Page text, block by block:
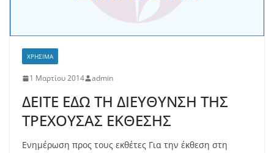
ΧΡΗΣΙΜΑ
1 Μαρτίου 2014 admin
ΔΕΙΤΕ ΕΔΩ ΤΗ ΔΙΕΥΘΥΝΣΗ ΤΗΣ
ΤΡΕΧΟΥΣΑΣ ΕΚΘΕΣΗΣ
Ενημέρωση προς τους εκθέτες Για την έκθεση στη